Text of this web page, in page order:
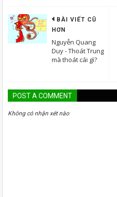
BÀI VIẾT CŨ
HƠN
Nguyễn Quang
Duy - Thoát Trung
mà thoát cái gì?
POST A COMMENT
Không có nhận xét nào